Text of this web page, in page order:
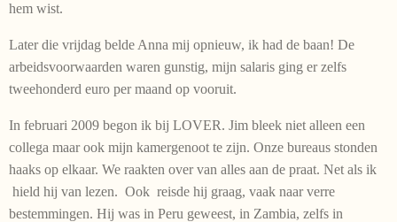
hem wist.
Later die vrijdag belde Anna mij opnieuw, ik had de baan! De
arbeidsvoorwaarden waren gunstig, mijn salaris ging er zelfs
tweehonderd euro per maand op vooruit.
In februari 2009 begon ik bij LOVER. Jim bleek niet alleen een
collega maar ook mijn kamergenoot te zijn. Onze bureaus stonden
haaks op elkaar. We raakten over van alles aan de praat. Net als ik
hield hij van lezen. Ook reisde hij graag, vaak naar verre
bestemmingen. Hij was in Peru geweest, in Zambia, zelfs in